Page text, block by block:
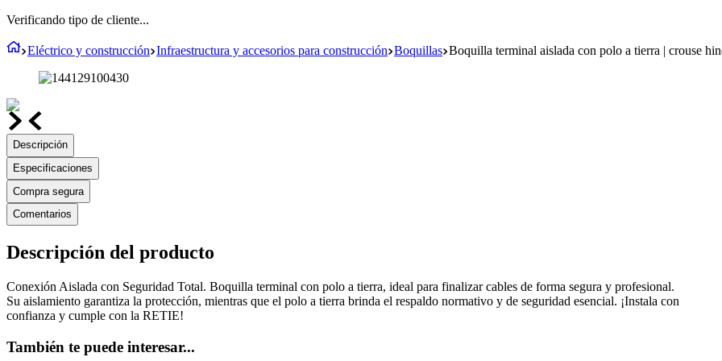
Verificando tipo de cliente...
Eléctrico y construcción Infraestructura y accesorios para construcción Boquillas Boquilla terminal aislada con polo a tierra | crouse
Descripción
Especificaciones
Compra segura
Comentarios
Descripción del producto
Conexión Aislada con Seguridad Total. Boquilla terminal con polo a tierra, ideal para finalizar cables de forma segura y profesional.
Su aislamiento garantiza la protección, mientras que el polo a tierra brinda el respaldo normativo y de seguridad esencial. ¡Instala con
confianza y cumple con la RETIE!
También te puede interesar...